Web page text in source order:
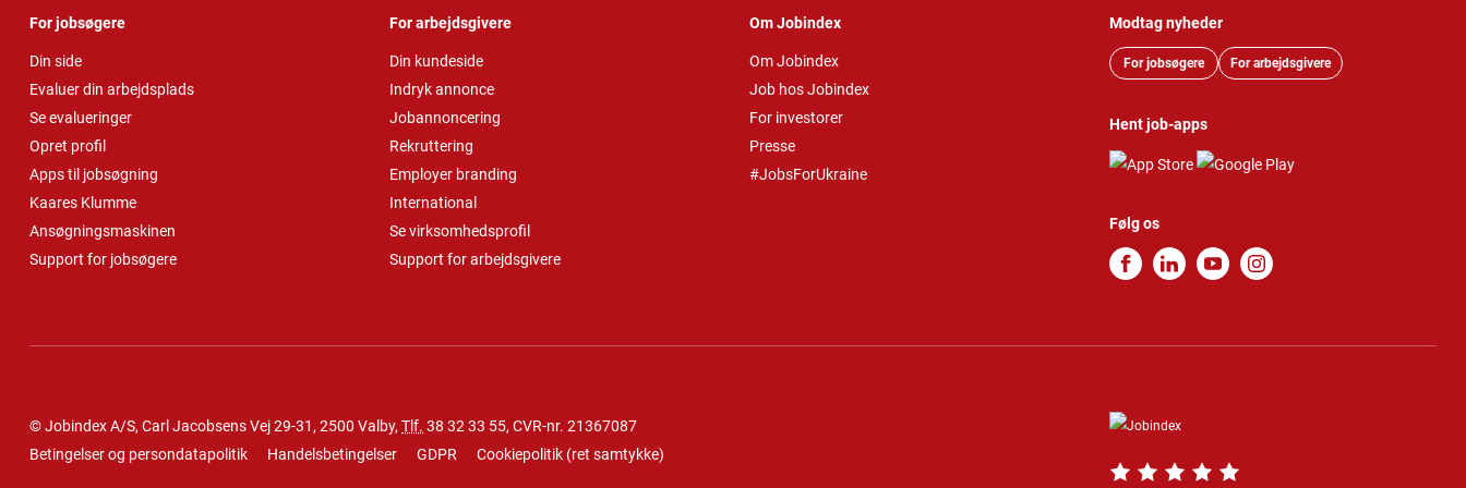
For jobsøgere
Din side
Evaluer din arbejdsplads
Se evalueringer
Opret profil
Apps til jobsøgning
Kaares Klumme
Ansøgningsmaskinen
Support for jobsøgere
For arbejdsgivere
Din kundeside
Indryk annonce
Jobannoncering
Rekruttering
Employer branding
International
Se virksomhedsprofil
Support for arbejdsgivere
Om Jobindex
Om Jobindex
Job hos Jobindex
For investorer
Presse
#JobsForUkraine
Modtag nyheder
For jobsøgere For arbejdsgivere
Hent job-apps
Følg os
© Jobindex A/S, Carl Jacobsens Vej 29-31, 2500 Valby, Tlf. 38 32 33 55, CVR-nr. 21367087
Betingelser og persondatapolitik
Handelsbetingelser GDPR Cookiepolitik (ret samtykke)